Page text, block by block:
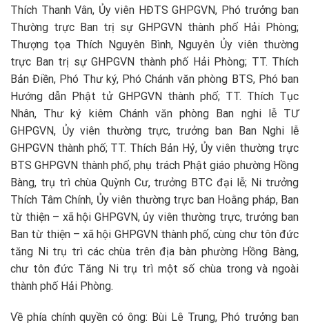
Thích Thanh Vân, Ủy viên HĐTS GHPGVN, Phó trưởng ban
Thường trực Ban trị sự GHPGVN thành phố Hải Phòng;
Thượng tọa Thích Nguyên Bình, Nguyên Ủy viên thường
trực Ban trị sự GHPGVN thành phố Hải Phòng; TT. Thích
Bản Điền, Phó Thư ký, Phó Chánh văn phòng BTS, Phó ban
Hướng dẫn Phật tử GHPGVN thành phố; TT. Thích Tục
Nhân, Thư ký kiêm Chánh văn phòng Ban nghi lễ TƯ
GHPGVN, Ủy viên thường trực, trưởng ban Ban Nghi lễ
GHPGVN thành phố; TT. Thích Bản Hỷ, Ủy viên thường trực
BTS GHPGVN thành phố, phụ trách Phật giáo phường Hồng
Bàng, trụ trì chùa Quỳnh Cư, trưởng BTC đại lễ; Ni trưởng
Thích Tâm Chính, Ủy viên thường trực ban Hoằng pháp, Ban
từ thiện – xã hội GHPGVN, ủy viên thường trực, trưởng ban
Ban từ thiện – xã hội GHPGVN thành phố, cùng chư tôn đức
tăng Ni trụ trì các chùa trên địa bàn phường Hồng Bàng,
chư tôn đức Tăng Ni trụ trì một số chùa trong và ngoài
thành phố Hải Phòng.
Về phía chính quyền có ông: Bùi Lê Trung, Phó trưởng ban